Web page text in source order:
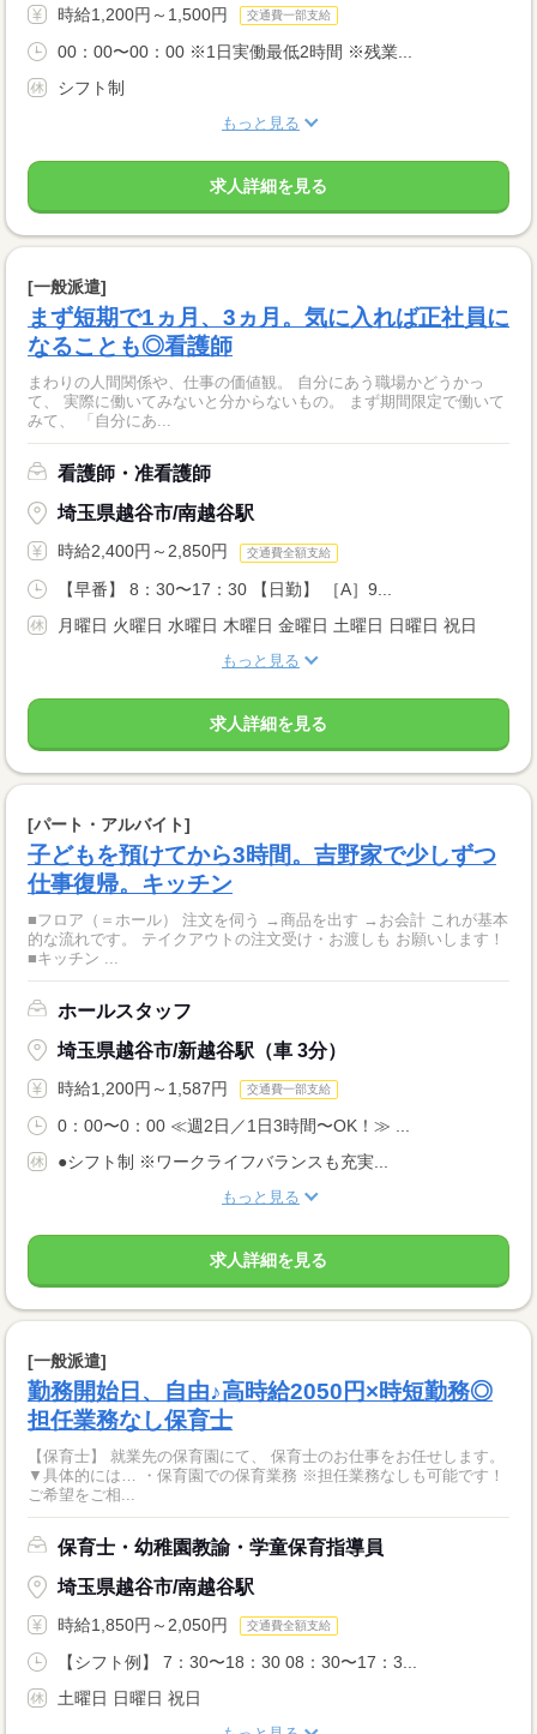
時給1,200円～1,500円 交通費一部支給
00：00〜00：00 ※1日実働最低2時間 ※残業...
シフト制
もっと見る
求人詳細を見る
[一般派遣]
まず短期で1ヵ月、3ヵ月。気に入れば正社員に
なることも◎看護師
まわりの人間関係や、仕事の価値観。 自分にあう職場かどうかっ
て、 実際に働いてみないと分からないもの。 まず期間限定で働いて
みて、 「自分にあ...
看護師・准看護師
埼玉県越谷市/南越谷駅
時給2,400円～2,850円 交通費全額支給
【早番】 8：30〜17：30 【日勤】 ［A］9...
月曜日 火曜日 水曜日 木曜日 金曜日 土曜日 日曜日 祝日
もっと見る
求人詳細を見る
[パート・アルバイト]
子どもを預けてから3時間。吉野家で少しずつ
仕事復帰。キッチン
■フロア（＝ホール） 注文を伺う →商品を出す →お会計 これが基本
的な流れです。 テイクアウトの注文受け・お渡しも お願いします！
■キッチン ...
ホールスタッフ
埼玉県越谷市/新越谷駅（車 3分）
時給1,200円～1,587円 交通費一部支給
0：00〜0：00 ≪週2日／1日3時間〜OK！≫ ...
●シフト制 ※ワークライフバランスも充実...
もっと見る
求人詳細を見る
[一般派遣]
勤務開始日、自由♪高時給2050円×時短勤務◎
担任業務なし保育士
【保育士】 就業先の保育園にて、 保育士のお仕事をお任せします。
▼具体的には… ・保育園での保育業務 ※担任業務なしも可能です！
ご希望をご相...
保育士・幼稚園教諭・学童保育指導員
埼玉県越谷市/南越谷駅
時給1,850円～2,050円 交通費全額支給
【シフト例】 7：30〜18：30 08：30〜17：3...
土曜日 日曜日 祝日